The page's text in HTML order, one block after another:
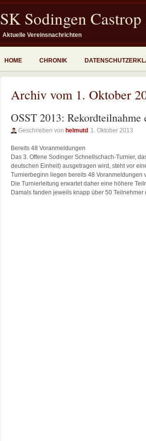
SK Sodingen
Aktuelle Vereinsnachrichten
HOME CHRONIK
Archiv vom 1. Oktober
OSST 2013: Rekordteilnahme
Geschrieben von helmutd 1. Oktober 2013
Bereits 48 Voranmeldungen
Das 3. Offene Sodinger Schnellschach-Turnier,
deutschen Einheit) ausgetragen wird, steht vor
Turnierbeginn liegen bereits 48 Voranmeldungen
Die Turnierleitung erwartet daher eine höhere
Damals fanden jeweils knapp über 50